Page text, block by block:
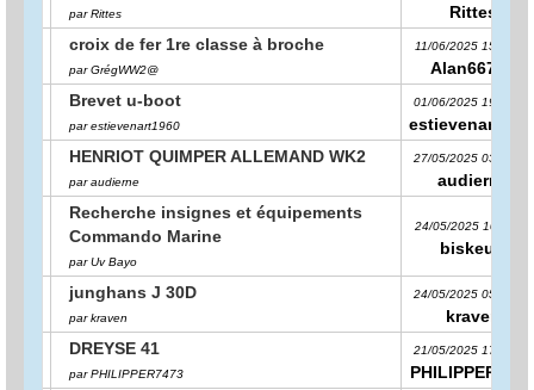
par Rittes
Rittes
croix de fer 1re classe à broche
par GrégWW2@
11/06/2025 15:10:16
Alan66740
Brevet u-boot
par estievenart1960
01/06/2025 19:16:50
HENRIOT QUIMPER ALLEMAND WK2
par audierne
27/05/2025 03:32:34
audierne
Recherche insignes et équipements
Commando Marine
par Uv Bayo
24/05/2025 10:11:12
biskeud
junghans J 30D
par kraven
24/05/2025 05:39:31
kraven
DREYSE 41
par PHILIPPER7473
21/05/2025 17:01:39
PHILIPPER7473